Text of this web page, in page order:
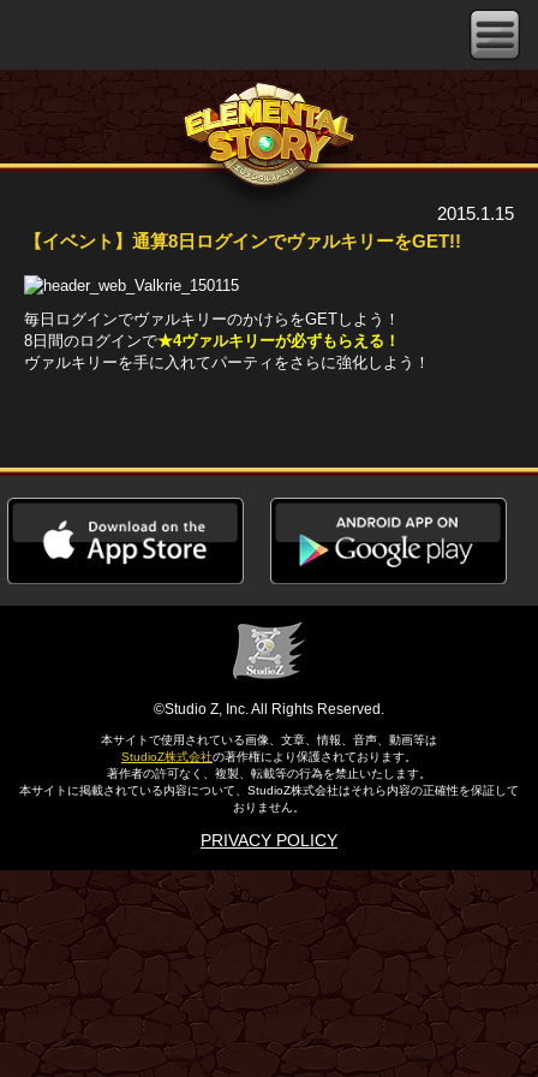
【イベント】通算8日ログインでヴァルキリーをGET!!
2015.1.15
毎日ログインでヴァルキリーのかけらをGETしよう！
8日間のログインで★4ヴァルキリーが必ずもらえる！
ヴァルキリーを手に入れてパーティをさらに強化しよう！
©Studio Z, Inc. All Rights Reserved.
本サイトで使用されている画像、文章、情報、音声、動画等は
StudioZ株式会社の著作権により保護されております。
著作者の許可なく、複製、転載等の行為を禁止いたします。
本サイトに掲載されている内容について、StudioZ株式会社はそれら内容の正確性を保証して
おりません。
PRIVACY POLICY